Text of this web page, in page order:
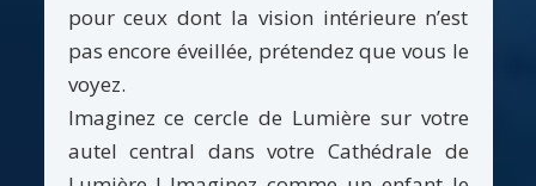
pour ceux dont la vision intérieure n’est
pas encore éveillée, prétendez que vous le
voyez.
Imaginez ce cercle de Lumière sur votre
autel central dans votre Cathédrale de